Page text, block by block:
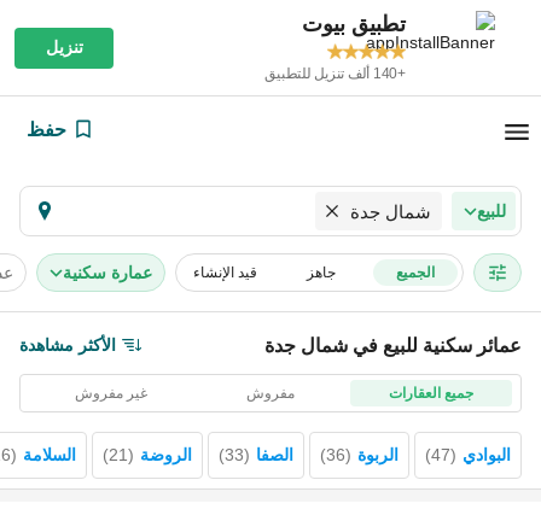
تطبيق بيوت
+140 ألف تنزيل للتطبيق
تنزيل
حفظ
للبيع شمال جدة
الجميع جاهز قيد الإنشاء عمارة سكنية
عمائر سكنية للبيع في شمال جدة الأكثر مشاهدة
جميع العقارات مفروش غير مفروش
البوادي (
47
) الربوة (
36
) الصفا (
33
) الروضة (
21
) السلامة (